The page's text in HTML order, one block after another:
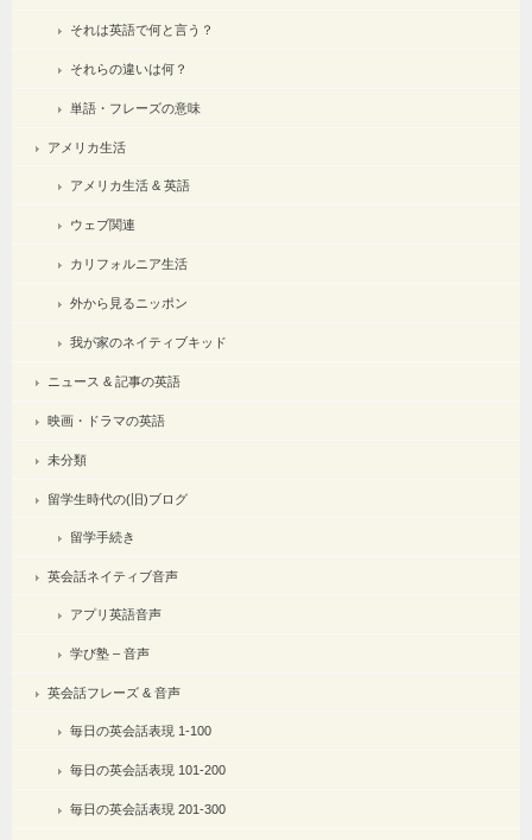
それは英語で何と言う？
それらの違いは何？
単語・フレーズの意味
アメリカ生活
アメリカ生活 & 英語
ウェブ関連
カリフォルニア生活
外から見るニッポン
我が家のネイティブキッド
ニュース & 記事の英語
映画・ドラマの英語
未分類
留学生時代の(旧)ブログ
留学手続き
英会話ネイティブ音声
アプリ英語音声
学び塾 – 音声
英会話フレーズ & 音声
毎日の英会話表現 1-100
毎日の英会話表現 101-200
毎日の英会話表現 201-300